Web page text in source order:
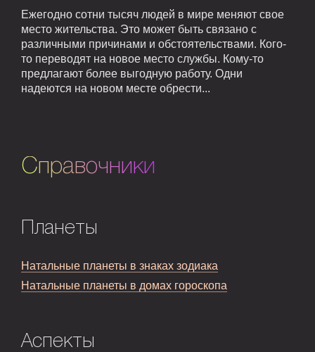
Ежегодно сотни тысяч людей в мире меняют свое
место жительства. Это может быть связано с
различными причинами и обстоятельствами. Кого-
то переводят на новое место службы. Кому-то
предлагают более выгодную работу. Одни
надеются на новом месте обрести...
Справочники
Планеты
Натальные планеты в знаках зодиака
Натальные планеты в домах гороскопа
Аспекты